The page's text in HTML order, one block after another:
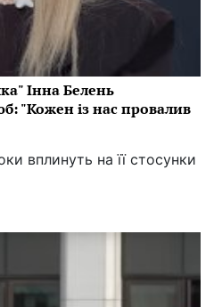
Інна Белень
"Кожен із нас провалив
вплинуть на її стосунки